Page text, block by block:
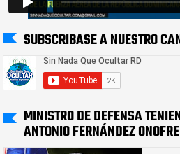
SUBSCRIBASE A NUESTRO
MINISTRO DE DEFENSA
ANTONIO FERNÁNDEZ